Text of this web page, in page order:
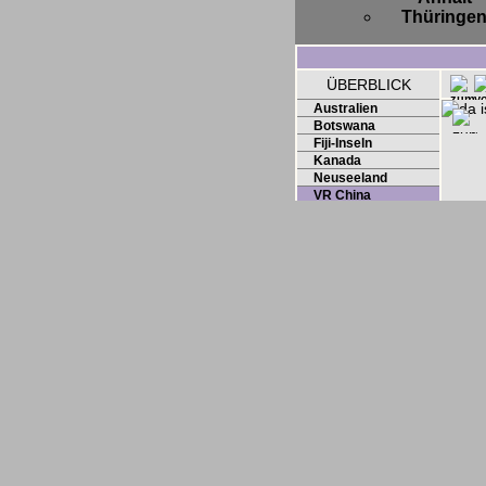
Thüringen
ÜBERBLICK
Australien
Botswana
Fiji-Inseln
Kanada
Neuseeland
VR China